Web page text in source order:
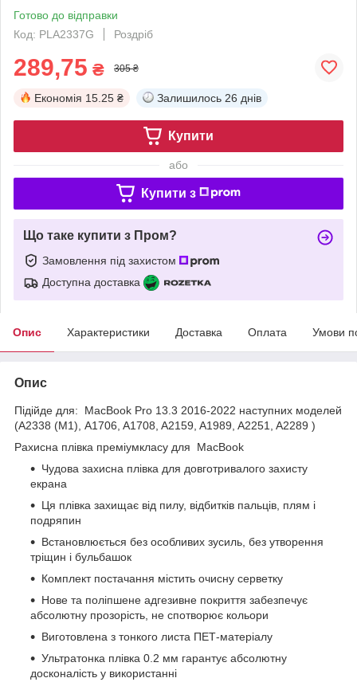
Готово до відправки
Код: PLA2337G
Роздріб
289,75 ₴ 305 ₴
Економія 15.25 ₴ Залишилось 26 днів
Купити
або
Купити з
Що таке купити з Пром?
Замовлення під захистом
Доступна доставка
Опис Характеристики Доставка Оплата Умови
Опис
Підійде для: MacBook Pro 13.3 2016-2022 наступних моделей
(A2338 (M1), A1706, A1708, A2159, A1989, A2251, A2289 )
Pахисна плівка преміумкласу для MacBook
Чудова захисна плівка для довготривалого захисту
екрана
Ця плівка захищає від пилу, відбитків пальців, плям і
подряпин
Встановлюється без особливих зусиль, без утворення
тріщин і бульбашок
Комплект постачання містить очисну серветку
Нове та поліпшене адгезивне покриття забезпечує
абсолютну прозорість, не спотворює кольори
Виготовлена з тонкого листа ПЕТ-матеріалу
Ультратонка плівка 0.2 мм гарантує абсолютну
досконалість у використанні